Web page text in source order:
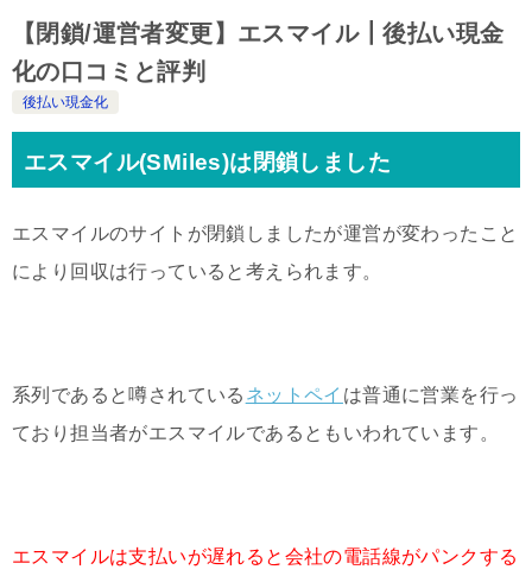
【閉鎖/運営者変更】エスマイル┃後払い現金
化の口コミと評判
後払い現金化
エスマイル(SMiles)は閉鎖しました
エスマイルのサイトが閉鎖しましたが運営が変わったこと
により回収は行っていると考えられます。
系列であると噂されている ネットペイ は普通に営業を行っ
ており担当者がエスマイルであるともいわれています。
エスマイルは支払いが遅れると会社の電話線がパンクする